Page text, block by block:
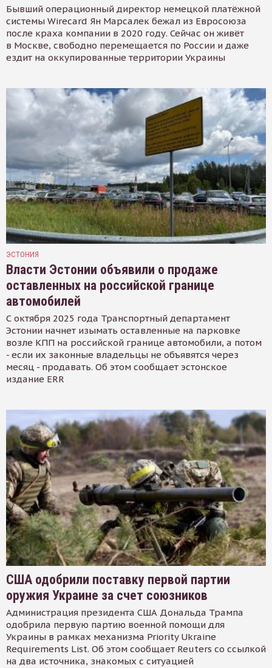
Бывший операционный директор немецкой платёжной
системы Wirecard Ян Марсалек бежал из Евросоюза
после краха компании в 2020 году. Сейчас он живёт
в Москве, свободно перемещается по России и даже
ездит на оккупированные территории Украины
ЭСТОНИЯ
Власти Эстонии объявили о продаже
оставленных на российской границе
автомобилей
С октября 2025 года Транспортный департамент
Эстонии начнет изымать оставленные на парковке
возле КПП на российской границе автомобили, а потом
- если их законные владельцы не объявятся через
месяц - продавать. Об этом сообщает эстонское
издание ERR
США одобрили поставку первой партии
оружия Украине за счет союзников
Администрация президента США Дональда Трампа
одобрила первую партию военной помощи для
Украины в рамках механизма Priority Ukraine
Requirements List. Об этом сообщает Reuters со ссылкой
на два источника, знакомых с ситуацией